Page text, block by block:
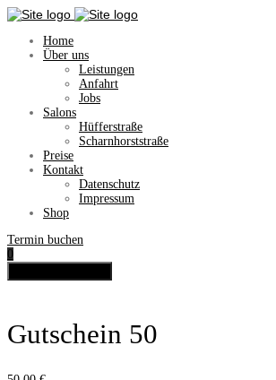
Home
Über uns
Leistungen
Anfahrt
Jobs
Salons
Hüfferstraße
Scharnhorststraße
Preise
Kontakt
Datenschutz
Impressum
Shop
Termin buchen
0
Gutschein 50